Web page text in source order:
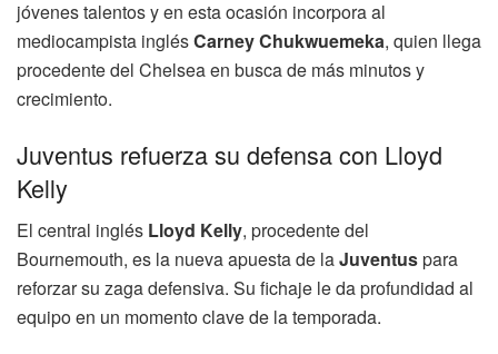
jóvenes talentos y en esta ocasión incorpora al
mediocampista inglésCarney Chukwuemeka, quien llega
procedente del Chelsea en busca de más minutos y
crecimiento.
Juventus refuerza su defensa con Lloyd
Kelly
El central inglés Lloyd Kelly, procedente del
Bournemouth, es la nueva apuesta de laJuventuspara
reforzar su zaga defensiva. Su fichaje le da profundidad al
equipo en un momento clave de la temporada.